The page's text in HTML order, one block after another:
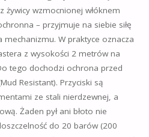
żywicy wzmocnionej włóknem
– przyjmuje na siebie siłę
W praktyce oznacza
z wysokości 2 metrów na
tego dochodzi ochrona przed
Resistant). Przyciski są
ze stali nierdzewnej, a
Żaden pył ani błoto nie
do 20 barów (200